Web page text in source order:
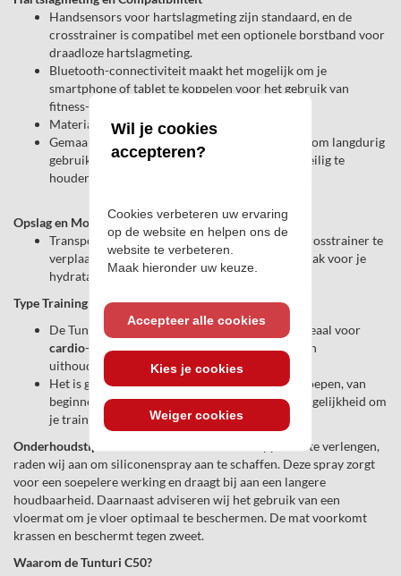
Handsensors voor hartslagmeting zijn standaard, en de
crosstrainer is compatibel met een optionele borstband voor
draadloze hartslagmeting.
Bluetooth-connectiviteit maakt het mogelijk om je
smartphone of tablet te koppelen voor het gebruik van
fitness-apps en trainingsprogramma's.
Materiaal en Duurzaamheid:
Gemaakt van duurzame materialen, ontworpen om langdurig
gebruik te weerstaan en de training stabiel en veilig te
houden.
Opslag en Mobiliteit
Transportwieltjes maken het makkelijk om de crosstrainer te
verplaatsen, en de bidonhouder biedt extra gemak voor je
hydratatie tijdens de training.
Type Training
De Tunturi Crosstrainer Performance C50 is ideaal voor
cardio-training en helpt je bij het verbeteren van
uithoudingsvermogen en kracht.
Het is geschikt voor een breed scala aan doelgroepen, van
beginners tot meer ervaren sporters, met de mogelijkheid om
je trainingen aan te passen aan je niveau.
Onderhoudstips:
Om de levensduur van het apparaat te verlengen,
raden wij aan om siliconenspray aan te schaffen. Deze spray zorgt
voor een soepelere werking en draagt bij aan een langere
houdbaarheid. Daarnaast adviseren wij het gebruik van een
vloermat om je vloer optimaal te beschermen. De mat voorkomt
krassen en beschermt tegen zweet.
Waarom de Tunturi C50?
Wil je cookies
accepteren?
Cookies verbeteren uw ervaring
op de website en helpen ons de
website te verbeteren.
Maak hieronder uw keuze.
Accepteer alle cookies
Kies je cookies
Weiger cookies